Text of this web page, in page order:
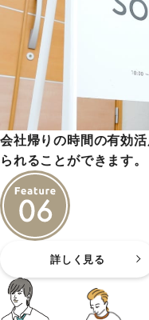
会社帰りの時間の有効
られることができます。
詳しく見る